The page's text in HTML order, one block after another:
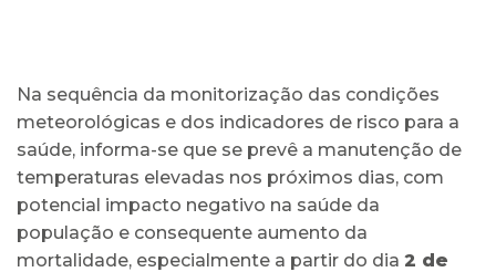
Na sequência da monitorização das condições
meteorológicas e dos indicadores de risco para a
saúde, informa-se que se prevê a manutenção de
temperaturas elevadas nos próximos dias, com
potencial impacto negativo na saúde da
população e consequente aumento da
mortalidade, especialmente a partir do dia 2 de